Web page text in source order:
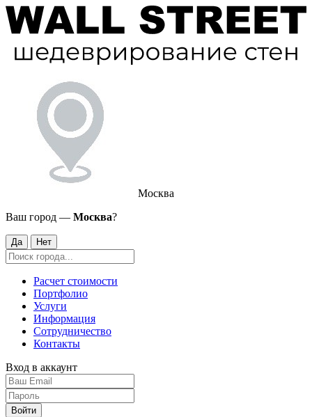
Москва
Ваш город — Москва?
Да Нет
Расчет стоимости
Портфолио
Услуги
Информация
Сотрудничество
Контакты
Вход в аккаунт
Войти